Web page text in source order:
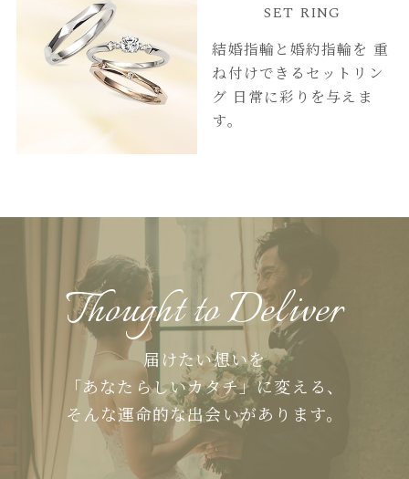
SET RING
結婚指輪と婚約指輪を 重
ね付けできるセットリン
グ 日常に彩りを与えま
す。
Thought to Deliver
届けたい想いを
「あなたらしいカタチ」に変える、
そんな運命的な出会いがあります。